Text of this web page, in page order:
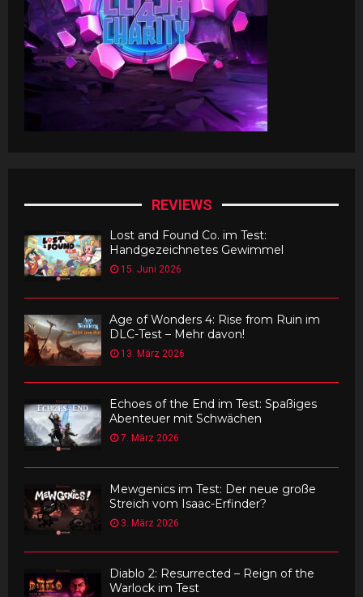
REVIEWS
Lost and Found Co. im Test:
Handgezeichnetes Gewimmel
15. Juni 2026
Age of Wonders 4: Rise from Ruin im
DLC-Test – Mehr davon!
13. März 2026
Echoes of the End im Test: Spaßiges
Abenteuer mit Schwächen
7. März 2026
Mewgenics im Test: Der neue große
Streich vom Isaac-Erfinder?
3. März 2026
Diablo 2: Resurrected – Reign of the
Warlock im Test